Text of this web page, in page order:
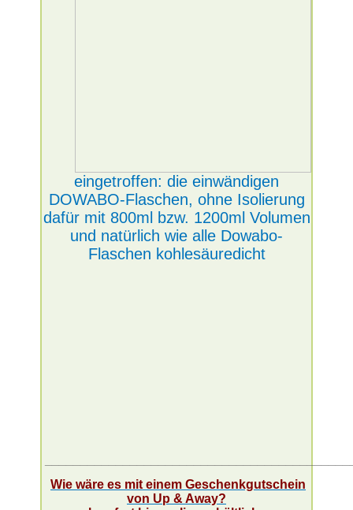
eingetroffen: die einwändigen
DOWABO-Flaschen, ohne Isolierung
dafür mit 800ml bzw. 1200ml Volumen
und natürlich wie alle Dowabo-
Flaschen kohlesäuredicht
Wie wäre es mit einem Geschenkgutschein
von Up & Away?